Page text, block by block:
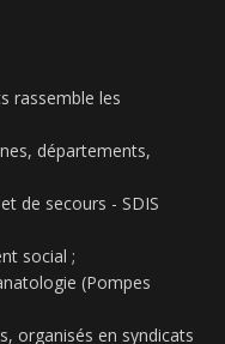
rassemble les
départements,
de secours - SDIS
social ;
(Pompes
organisés en syndicats